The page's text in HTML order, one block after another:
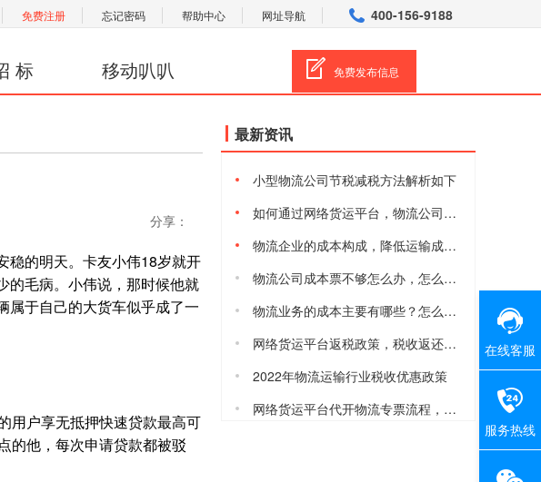
免费注册 忘记密码 帮助中心 网址导航 400-156-9188
标 移动叭叭 免费发布信息
分享：
的明天。卡友小伟18岁就开
的毛病。小伟说，那时候他就
属于自己的大货车似乎成了一
户享无抵押快速贷款最高可
的他，每次申请贷款都被驳
最新资讯
小型物流公司节税减税方法解析如下
如何通过网络货运平台，物流公司合规减税降费
物流企业的成本构成，降低运输成本的方法有哪些
物流公司成本票不够怎么办，怎么获取物流进项成本票
物流业务的成本主要有哪些？怎么降低物流综合成本
网络货运平台返税政策，税收返还有多少
2022年物流运输行业税收优惠政策
网络货运平台代开物流专票流程，安全合规吗
在线客服
服务热线